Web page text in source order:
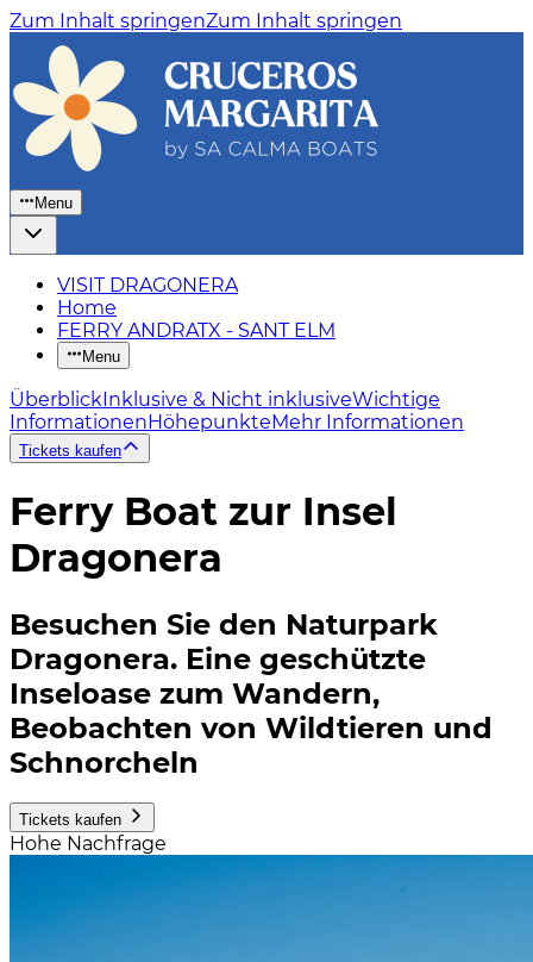
Zum Inhalt springenZum Inhalt springen
Menu
VISIT DRAGONERA
Home
FERRY ANDRATX - SANT ELM
Menu
ÜberblickInklusive & Nicht inklusiveWichtige
InformationenHöhepunkteMehr Informationen
Tickets kaufen
Ferry Boat zur Insel
Dragonera
Besuchen Sie den Naturpark
Dragonera. Eine geschützte
Inseloase zum Wandern,
Beobachten von Wildtieren und
Schnorcheln
Tickets kaufen
Hohe Nachfrage